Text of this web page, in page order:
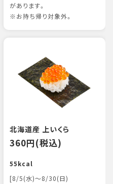
があります。
※お持ち帰り対象外。
北海道産 上いくら
360円(税込)
55kcal
[8/5(水)～8/30(日)